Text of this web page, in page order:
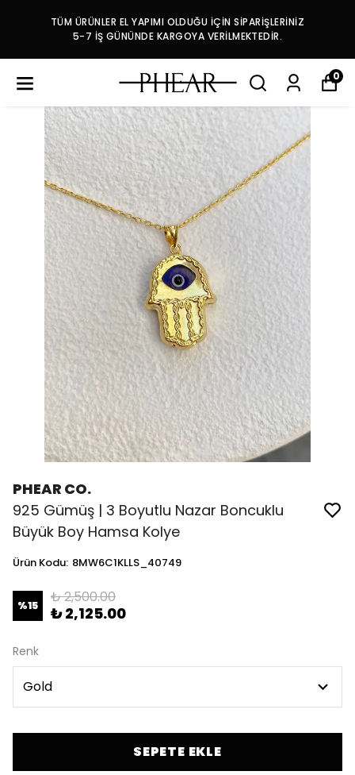
TÜM ÜRÜNLER EL YAPIMI OLDUĞU İÇİN SİPARİŞLERİNİZ
5-7 İŞ GÜNÜNDE KARGOYA VERİLMEKTEDİR.
0
PHEAR CO.
925 Gümüş | 3 Boyutlu Nazar Boncuklu
Büyük Boy Hamsa Kolye
Ürün Kodu: 8MW6C1KLLS_40749
%15 ₺ 2,500.00
₺ 2,125.00
Renk
SEPETE EKLE